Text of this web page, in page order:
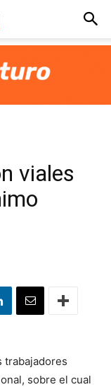
viales
trabajadores
sobre el cual